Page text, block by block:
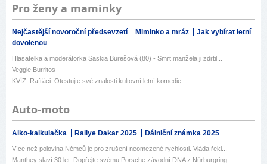
Pro ženy a maminky
Nejčastější novoroční předsevzetí Miminko a mráz
Jak vybírat letní
dovolenou
Hlasatelka a moderátorka Saskia Burešová (80) - Smrt manžela ji zdrtil...
Veggie Burritos
KVÍZ: Rafťáci. Otestujte své znalosti kultovní letní komedie
Auto-moto
Alko-kalkulačka Rallye Dakar 2025 Dálniční známka 2025
Více než polovina Němců je pro zrušení neomezené rychlosti. Vláda řekl...
Manthey slaví 30 let: Dopřejte svému Porsche závodní DNA z Nürburgring...